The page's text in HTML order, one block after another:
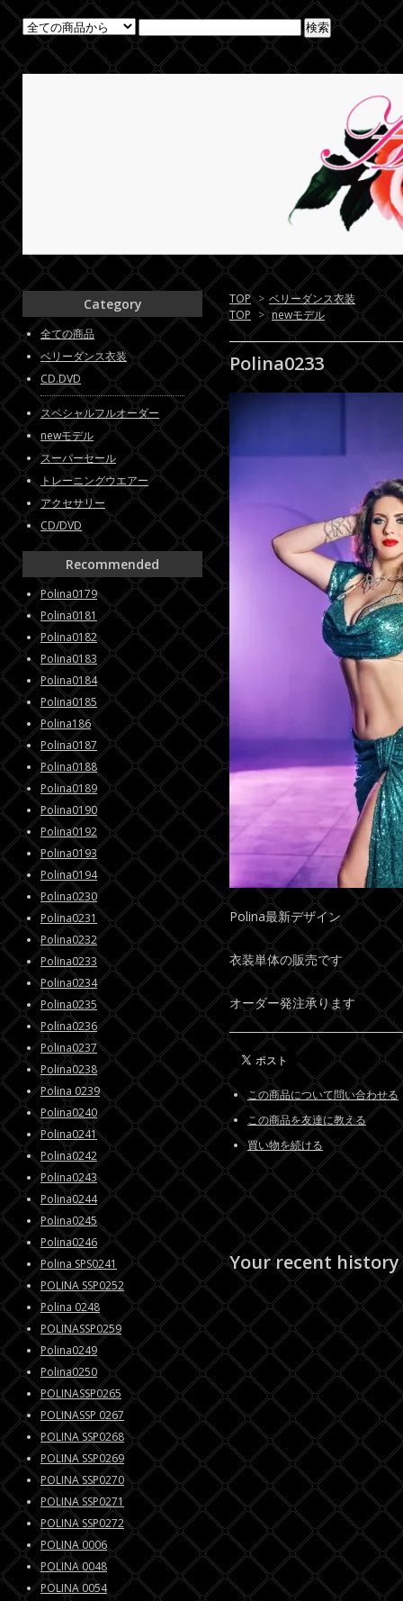
TOP > ベリーダンス衣装
TOP > newモデル
Polina0233
Polina最新デザイン
衣装単体の販売です
オーダー発注承ります
この商品について問い合わせる
この商品を友達に教える
買い物を続ける
Your recent history
Category
全ての商品
ベリーダンス衣装
CD.DVD
スペシャルフルオーダー
newモデル
スーパーセール
トレーニングウエアー
アクセサリー
CD/DVD
Recommended
Polina0179
Polina0181
Polina0182
Polina0183
Polina0184
Polina0185
Polina186
Polina0187
Polina0188
Polina0189
Polina0190
Polina0192
Polina0193
Polina0194
Polina0230
Polina0231
Polina0232
Polina0233
Polina0234
Polina0235
Polina0236
Polina0237
Polina0238
Polina 0239
Polina0240
Polina0241
Polina0242
Polina0243
Polina0244
Polina0245
Polina0246
Polina SPS0241
POLINA SSP0252
Polina 0248
POLINASSP0259
Polina0249
Polina0250
POLINASSP0265
POLINASSP 0267
POLINA SSP0268
POLINA SSP0269
POLINA SSP0270
POLINA SSP0271
POLINA SSP0272
POLINA 0006
POLINA 0048
POLINA 0054